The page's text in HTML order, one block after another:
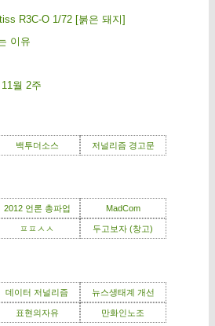
R3C-O 1/72 [붉은 돼지]
이유
월 2주
백투더소스 저널리즘 경고문
2012 언론 총파업 MadCom
ㅍㅍㅅㅅ 두고보자 (창고)
데이터 저널리즘 뉴스생태계 개선
표현의자유 만화인노조